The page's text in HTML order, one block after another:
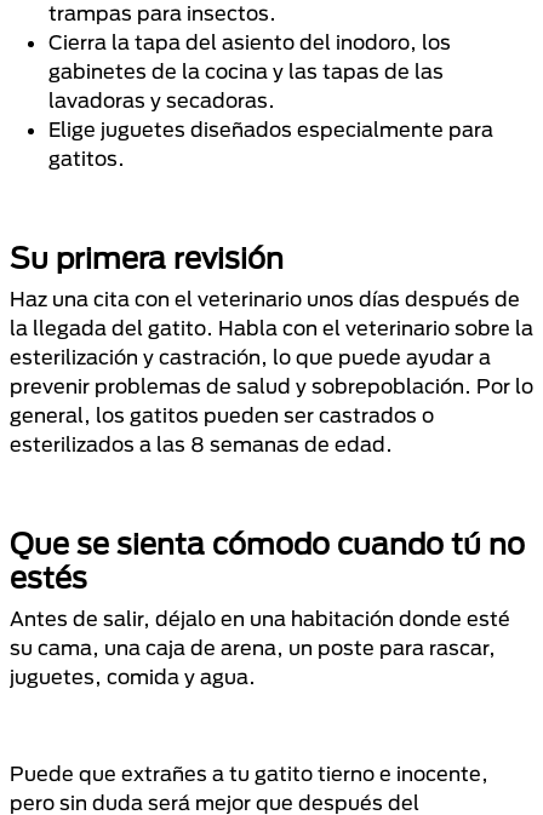
trampas para insectos.
Cierra la tapa del asiento del inodoro, los
gabinetes de la cocina y las tapas de las
lavadoras y secadoras.
Elige juguetes diseñados especialmente para
gatitos.
Su primera revisión
Haz una cita con el veterinario unos días después de
la llegada del gatito. Habla con el veterinario sobre la
esterilización y castración, lo que puede ayudar a
prevenir problemas de salud y sobrepoblación. Por lo
general, los gatitos pueden ser castrados o
esterilizados a las 8 semanas de edad.
Que se sienta cómodo cuando tú no
estés
Antes de salir, déjalo en una habitación donde esté
su cama, una caja de arena, un poste para rascar,
juguetes, comida y agua.
Puede que extrañes a tu gatito tierno e inocente,
pero sin duda será mejor que después del